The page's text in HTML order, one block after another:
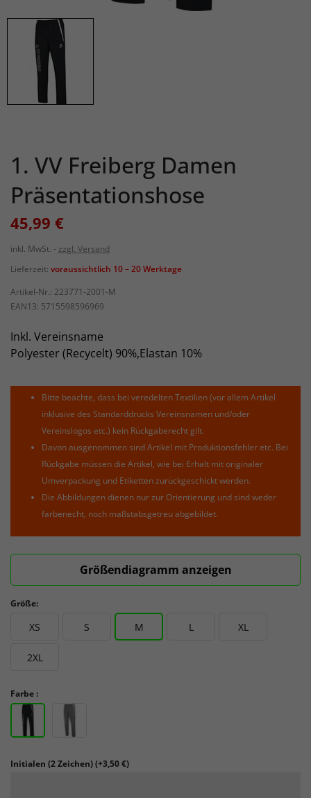
1. VV Freiberg Damen
Präsentationshose
45,99 €
inkl. MwSt.
zzgl. Versand
Lieferzeit: voraussichtlich 10 – 20 Werktage
Artikel-Nr.: 223771-2001-M
EAN13: 5715598596969
Inkl. Vereinsname
Polyester (Recycelt) 90%,Elastan 10%
Bitte beachte, dass bei veredelten Textilien (vor allem Artikel
inklusive des Standarddrucks Vereinsnamen und/oder
Vereinslogos etc.) kein Rückgaberecht gilt.
Davon ausgenommen sind Artikel mit Produktionsfehler etc. Bei
Rückgabe müssen die Artikel, wie bei Erhalt mit originaler
Umverpackung und Etiketten zurückgeschickt werden.
Die Abbildungen dienen nur zur Orientierung und sind weder
farbenecht, noch maßstabsgetreu abgebildet.
Größendiagramm anzeigen
Größe:
XS S M L XL
2XL
Farbe :
Initialen (2 Zeichen)(+3,50 €)